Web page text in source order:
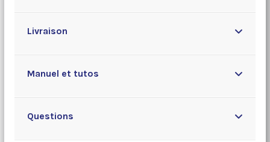
Livraison
Manuel et tutos
Questions